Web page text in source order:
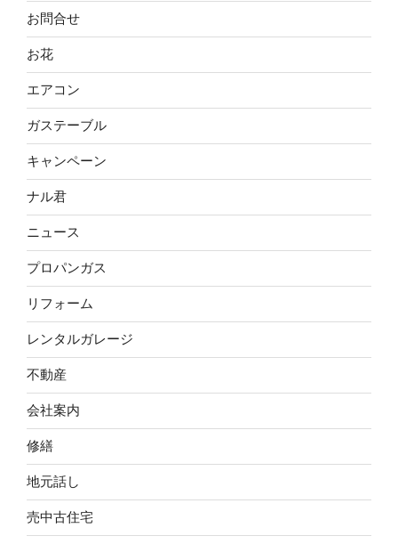
お問合せ
お花
エアコン
ガステーブル
キャンペーン
ナル君
ニュース
プロパンガス
リフォーム
レンタルガレージ
不動産
会社案内
修繕
地元話し
売中古住宅